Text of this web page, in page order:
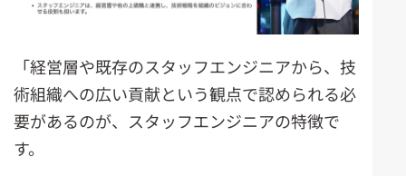
「経営層や既存のスタッフエンジニアから、技
術組織への広い貢献という観点で認められる必
要があるのが、スタッフエンジニアの特徴で
す。